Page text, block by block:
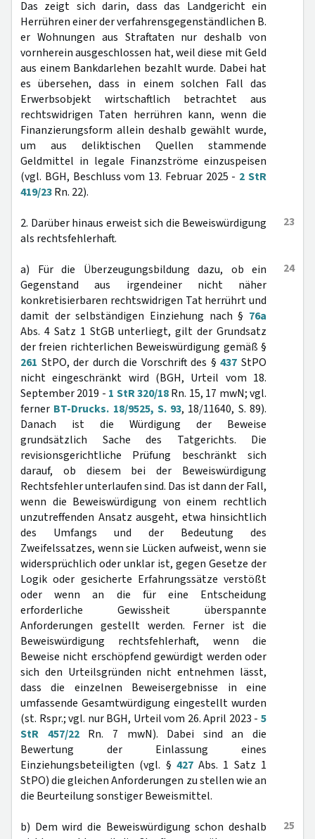
Das zeigt sich darin, dass das Landgericht ein
Herrühren einer der verfahrensgegenständlichen B.
er Wohnungen aus Straftaten nur deshalb von
vornherein ausgeschlossen hat, weil diese mit Geld
aus einem Bankdarlehen bezahlt wurde. Dabei hat
es übersehen, dass in einem solchen Fall das
Erwerbsobjekt wirtschaftlich betrachtet aus
rechtswidrigen Taten herrühren kann, wenn die
Finanzierungsform allein deshalb gewählt wurde,
um aus deliktischen Quellen stammende
Geldmittel in legale Finanzströme einzuspeisen
(vgl. BGH, Beschluss vom 13. Februar 2025 - 2 StR
419/23Rn. 22).
23
2. Darüber hinaus erweist sich die Beweiswürdigung
als rechtsfehlerhaft.
24
a) Für die Überzeugungsbildung dazu, ob ein
Gegenstand aus irgendeiner nicht näher
konkretisierbaren rechtswidrigen Tat herrührt und
damit der selbständigen Einziehung nach § 76a
Abs. 4 Satz 1 StGB unterliegt, gilt der Grundsatz
der freien richterlichen Beweiswürdigung gemäß §
261 StPO, der durch die Vorschrift des §437 StPO
nicht eingeschränkt wird (BGH, Urteil vom 18.
September 2019 - 1 StR 320/18Rn. 15, 17 mwN; vgl.
ferner BT-Drucks. 18/9525, S. 93, 18/11640, S. 89).
Danach ist die Würdigung der Beweise
grundsätzlich Sache des Tatgerichts. Die
revisionsgerichtliche Prüfung beschränkt sich
darauf, ob diesem bei der Beweiswürdigung
Rechtsfehler unterlaufen sind. Das ist dann der Fall,
wenn die Beweiswürdigung von einem rechtlich
unzutreffenden Ansatz ausgeht, etwa hinsichtlich
des Umfangs und der Bedeutung des
Zweifelssatzes, wenn sie Lücken aufweist, wenn sie
widersprüchlich oder unklar ist, gegen Gesetze der
Logik oder gesicherte Erfahrungssätze verstößt
oder wenn an die für eine Entscheidung
erforderliche Gewissheit überspannte
Anforderungen gestellt werden. Ferner ist die
Beweiswürdigung rechtsfehlerhaft, wenn die
Beweise nicht erschöpfend gewürdigt werden oder
sich den Urteilsgründen nicht entnehmen lässt,
dass die einzelnen Beweisergebnisse in eine
umfassende Gesamtwürdigung eingestellt wurden
(st. Rspr.; vgl. nur BGH, Urteil vom 26. April 2023 - 5
StR 457/22Rn. 7 mwN). Dabei sind an die
Bewertung der Einlassung eines
Einziehungsbeteiligten (vgl. § 427Abs. 1 Satz 1
StPO) die gleichen Anforderungen zu stellen wie an
die Beurteilung sonstiger Beweismittel.
25
b) Dem wird die Beweiswürdigung schon deshalb